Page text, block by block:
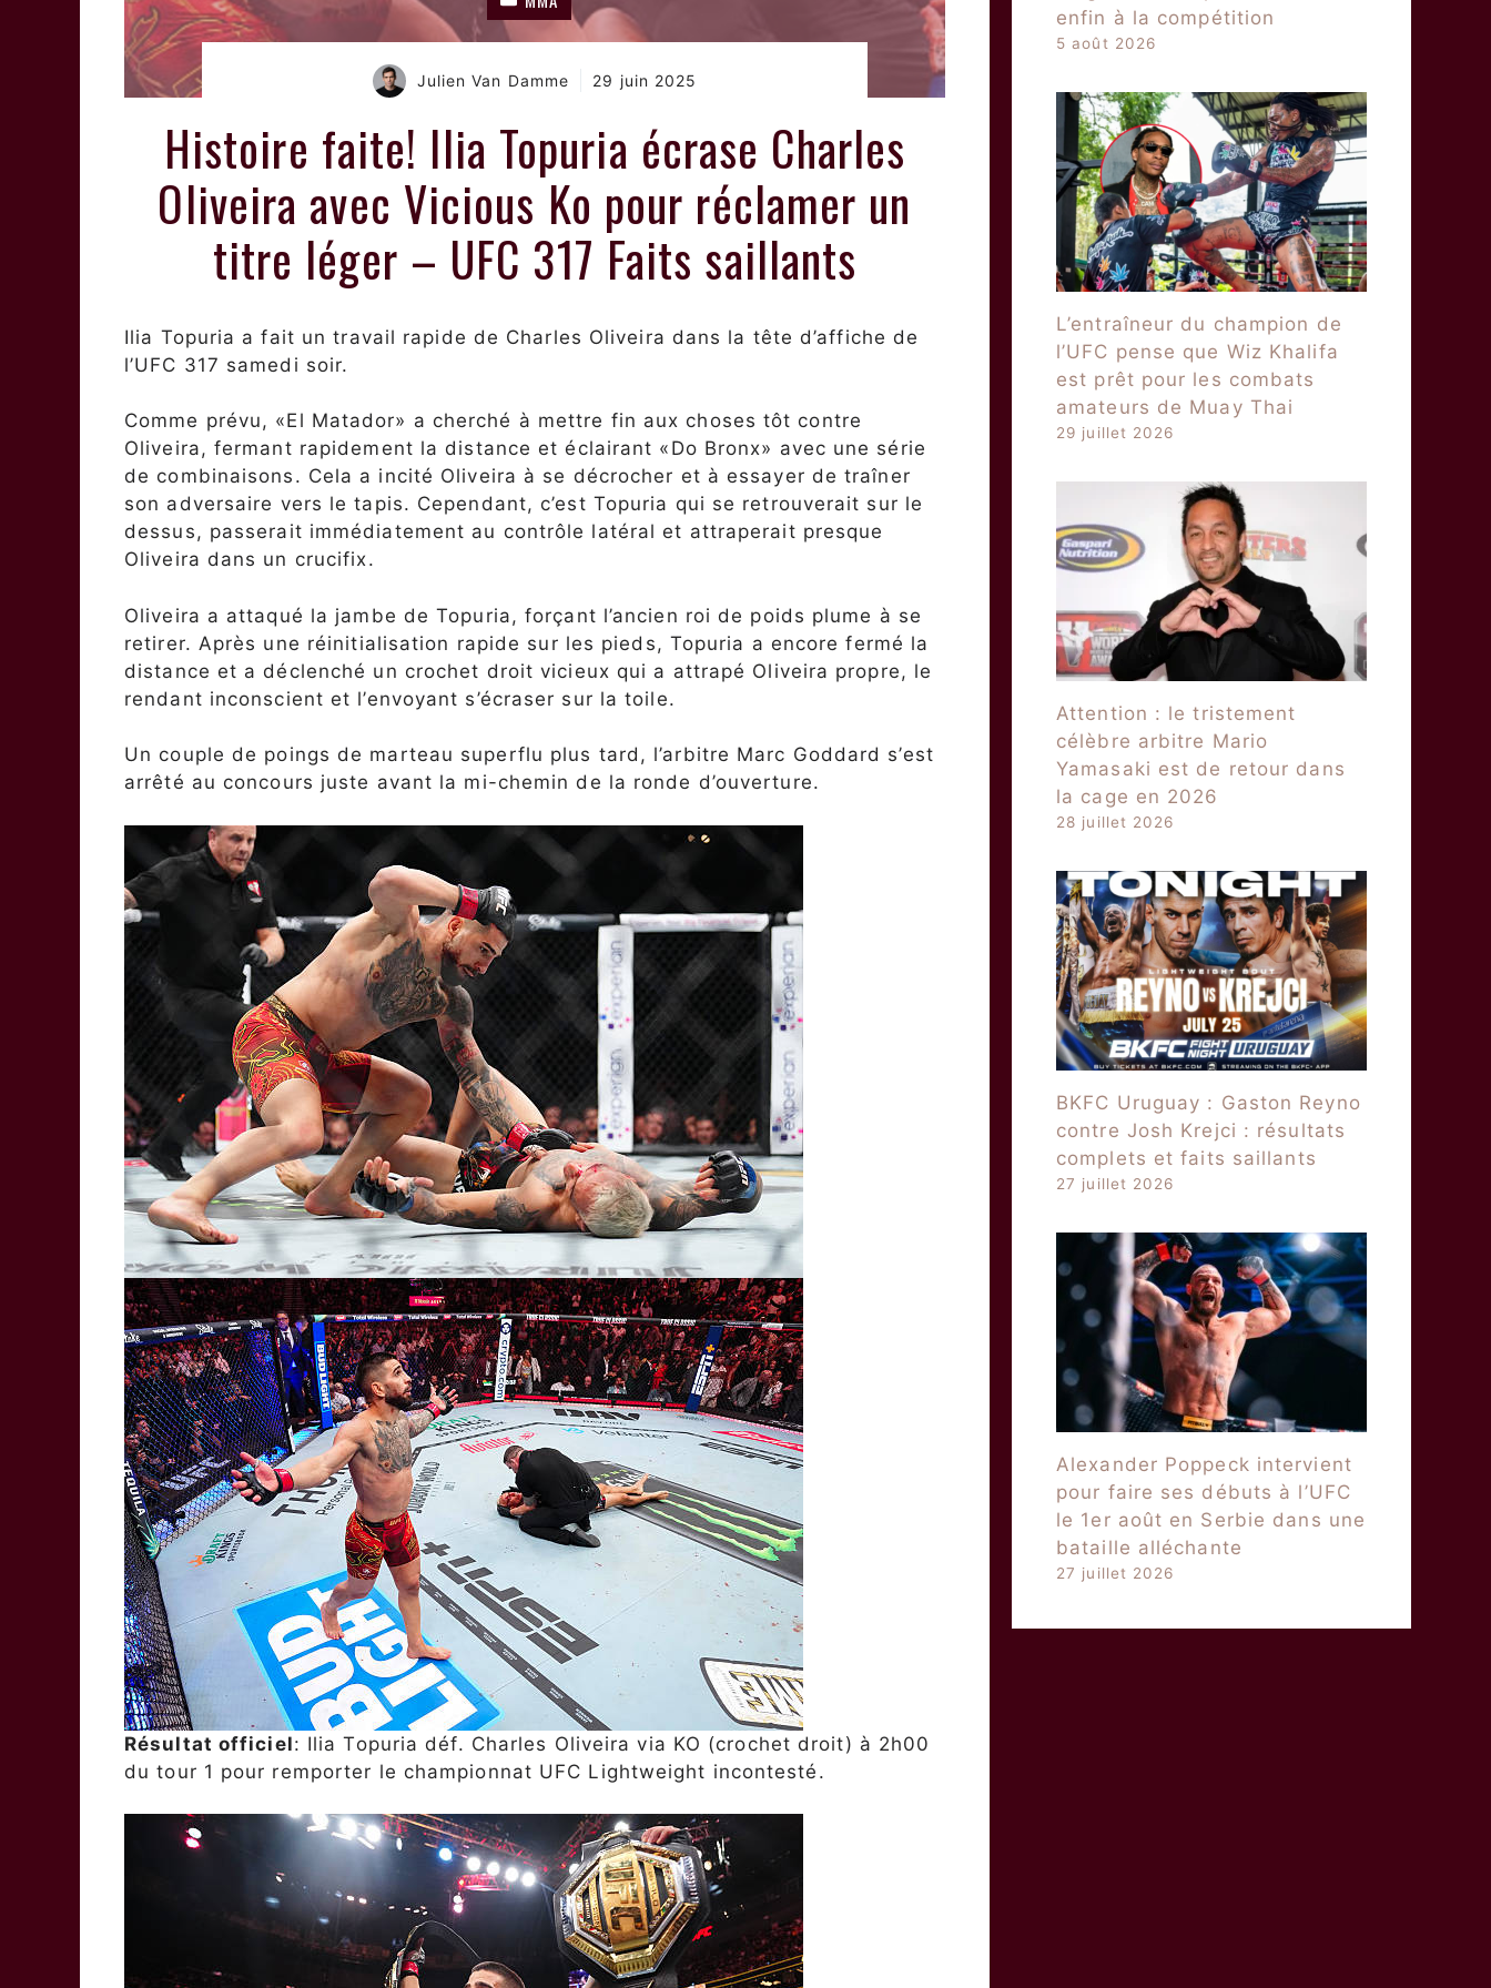
Julien Van Damme 29 juin 2025
Histoire faite! Ilia Topuria écrase Charles
Oliveira avec Vicious Ko pour réclamer un
titre léger – UFC 317 Faits saillants
Ilia Topuria a fait un travail rapide de Charles Oliveira dans la tête d’affiche de
l’UFC 317 samedi soir.
Comme prévu, «El Matador» a cherché à mettre fin aux choses tôt contre
Oliveira, fermant rapidement la distance et éclairant «Do Bronx» avec une série
de combinaisons. Cela a incité Oliveira à se décrocher et à essayer de traîner
son adversaire vers le tapis. Cependant, c’est Topuria qui se retrouverait sur le
dessus, passerait immédiatement au contrôle latéral et attraperait presque
Oliveira dans un crucifix.
Oliveira a attaqué la jambe de Topuria, forçant l’ancien roi de poids plume à se
retirer. Après une réinitialisation rapide sur les pieds, Topuria a encore fermé la
distance et a déclenché un crochet droit vicieux qui a attrapé Oliveira propre, le
rendant inconscient et l’envoyant s’écraser sur la toile.
Un couple de poings de marteau superflu plus tard, l’arbitre Marc Goddard s’est
arrêté au concours juste avant la mi-chemin de la ronde d’ouverture.
Résultat officiel: Ilia Topuria déf. Charles Oliveira via KO (crochet droit) à 2h00
du tour 1 pour remporter le championnat UFC Lightweight incontesté.
enfin à la compétition
5 août 2026
L’entraîneur du champion de
l’UFC pense que Wiz Khalifa
est prêt pour les combats
amateurs de Muay Thai
29 juillet 2026
Attention : le tristement
célèbre arbitre Mario
Yamasaki est de retour dans
la cage en 2026
28 juillet 2026
BKFC Uruguay : Gaston Reyno
contre Josh Krejci : résultats
complets et faits saillants
27 juillet 2026
Alexander Poppeck intervient
pour faire ses débuts à l’UFC
le 1er août en Serbie dans une
bataille alléchante
27 juillet 2026